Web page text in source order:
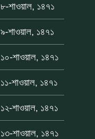
৮-শাওয়াল, ১৪৭১
৯-শাওয়াল, ১৪৭১
১০-শাওয়াল, ১৪৭১
১১-শাওয়াল, ১৪৭১
১২-শাওয়াল, ১৪৭১
১৩-শাওয়াল, ১৪৭১